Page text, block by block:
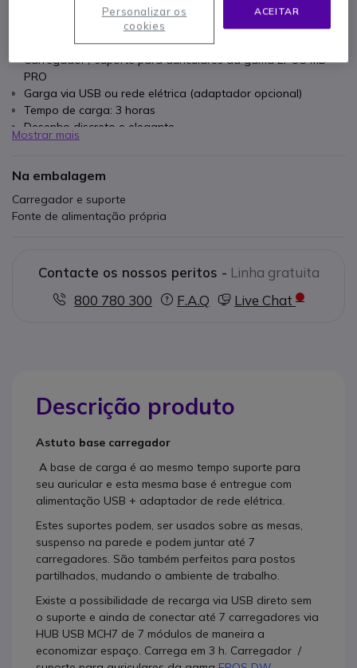
Características principais
Carregador / suporte para auriculares da gama EPOS MB
PRO
Garga via USB ou rede elétrica (adaptador opcional)
Tempo de carga: 3 horas
Desenho discreto e elegante
Ref provedor 506 039
Mostrar mais
Na embalagem
Carregador e suporte
Fonte de alimentação própria
Contacte os nossos peritos - Linha gratuita
800 780 300
F.A.Q Live Chat
Descrição produto
Astuto base carregador
A base de carga é ao mesmo tempo suporte para
seu auricular e esta mesma base é entregue com
alimentação USB + adaptador de rede elétrica.
Estes suportes podem, ser usados sobre as mesas,
suspenso na parede e podem juntar até 7
carregadores. São também perfeitos para postos
partilhados, mudando o ambiente de trabalho.
Existe a possibilidade de recarga via USB direto sem
o suporte e ainda de conectar até 7 carregadores via
HUB USB MCH7 de 7 módulos de maneira a
economizar espaço. Carrega em 3 h. Carregador /
ACEITAR
Personalizar os
cookies